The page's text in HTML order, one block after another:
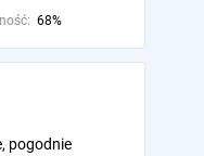
68%
pogodnie